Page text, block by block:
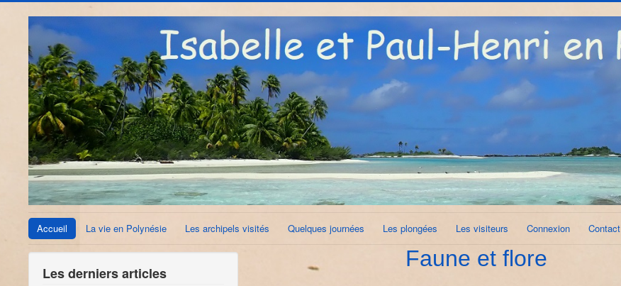
Accueil La vie en Polynésie Les archipels visités Quelques journées Les plongées Les visiteurs Connexion Contact
Les derniers articles
Faune et flore